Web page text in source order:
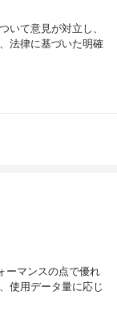
いて意見が対立し、
法律に基づいた明確
ーマンスの点で優れ
使用データ量に応じ